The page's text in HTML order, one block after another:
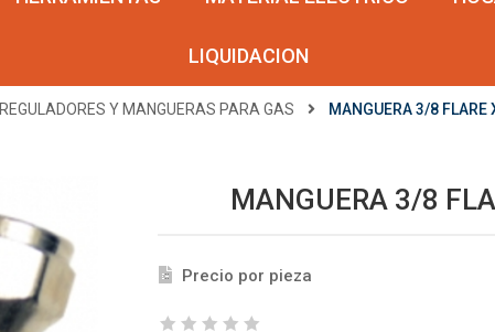
LIQUIDACION
REGULADORES Y MANGUERAS PARA GAS MANGUERA 3/8 FLARE
MANGUERA 3/8
Precio por pieza